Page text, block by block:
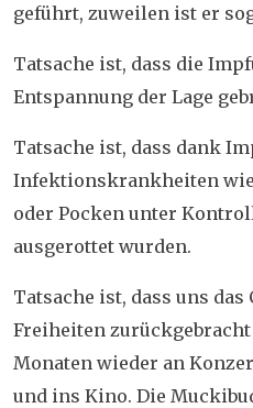
geführt, zuweilen ist er
Tatsache ist, dass die
Entspannung der Lage
Tatsache ist, dass dank
Infektionskrankheiten
oder Pocken unter
ausgerottet wurden.
Tatsache ist, dass uns
Freiheiten
Monaten wieder an
und ins Kino. Die